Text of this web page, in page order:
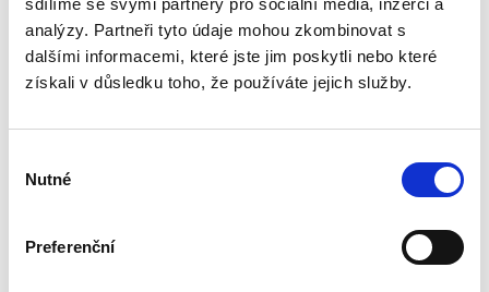
sdílíme se svými partnery pro sociální média, inzerci a
analýzy. Partneři tyto údaje mohou zkombinovat s
dalšími informacemi, které jste jim poskytli nebo které
získali v důsledku toho, že používáte jejich služby.
souhlasu
Nutné
Preferenční
Tabulky a
schémata z obecné
práva hmotného. 3.